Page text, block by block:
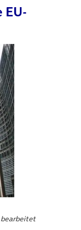
EU-